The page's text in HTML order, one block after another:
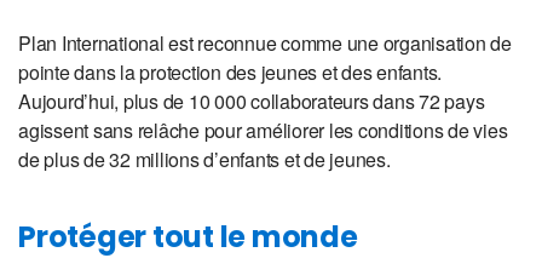
Plan International est reconnue comme une organisation de
pointe dans la protection des jeunes et des enfants.
Aujourd’hui, plus de 10 000 collaborateurs dans 72 pays
agissent sans relâche pour améliorer les conditions de vies
de plus de 32 millions d’enfants et de jeunes.
Protéger tout le monde